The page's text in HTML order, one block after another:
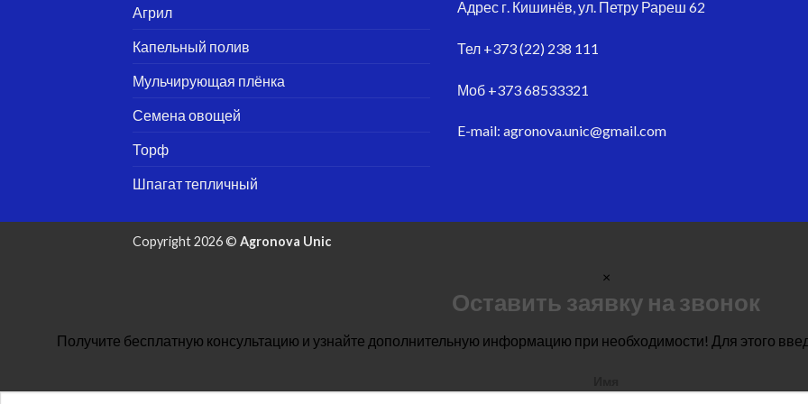
Агрил
Капельный полив
Мульчирующая плёнка
Семена овощей
Торф
Шпагат тепличный
Адрес г. Кишинёв, ул. Петру Рареш 62
Тел +373 (22) 238 111
Моб +373 68533321
E-mail: agronova.unic@gmail.com
Copyright 2026 © Agronova Unic
×
Оставить заявку на звонок
Получите бесплатную консультацию и узнайте дополнительную информацию при необходимости! Для этого